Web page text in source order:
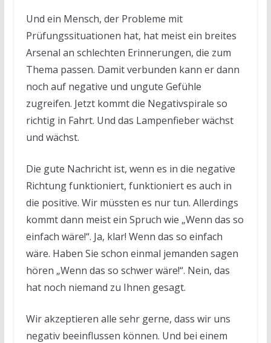
Und ein Mensch, der Probleme mit
Prüfungssituationen hat, hat meist ein breites
Arsenal an schlechten Erinnerungen, die zum
Thema passen. Damit verbunden kann er dann
noch auf negative und ungute Gefühle
zugreifen. Jetzt kommt die Negativspirale so
richtig in Fahrt. Und das Lampenfieber wächst
und wächst.
Die gute Nachricht ist, wenn es in die negative
Richtung funktioniert, funktioniert es auch in
die positive. Wir müssten es nur tun. Allerdings
kommt dann meist ein Spruch wie „Wenn das so
einfach wäre!“. Ja, klar! Wenn das so einfach
wäre. Haben Sie schon einmal jemanden sagen
hören „Wenn das so schwer wäre!“. Nein, das
hat noch niemand zu Ihnen gesagt.
Wir akzeptieren alle sehr gerne, dass wir uns
negativ beeinflussen können. Und bei einem